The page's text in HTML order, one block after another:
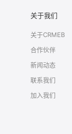
关于我们
关于CRMEB
合作伙伴
新闻动态
联系我们
加入我们